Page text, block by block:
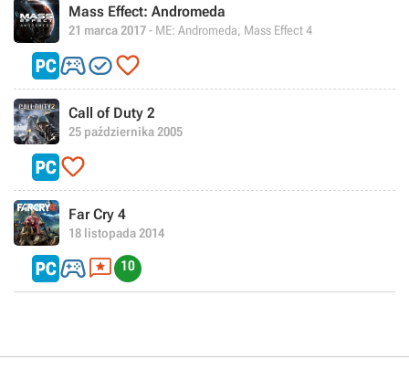
Mass Effect: Andromeda
21 marca 2017- ME: Andromeda, Mass Effect 4

Call of Duty 2
25 października 2005

Far Cry 4
18 listopada 2014
 10